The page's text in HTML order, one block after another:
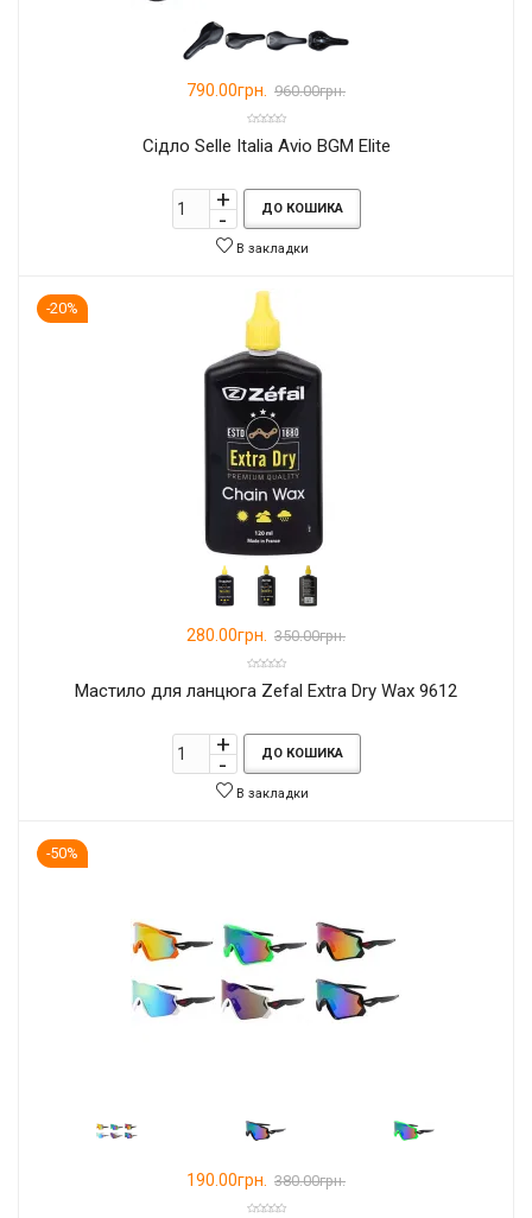
790.00грн. 960.00грн.
Сідло Selle Italia Avio BGM Elite
ДО КОШИКА
В закладки
-20%
280.00грн. 350.00грн.
Мастило для ланцюга Zefal Extra Dry Wax 9612
ДО КОШИКА
В закладки
-50%
190.00грн. 380.00грн.